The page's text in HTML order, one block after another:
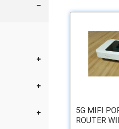
5G MIFI
ROUTER